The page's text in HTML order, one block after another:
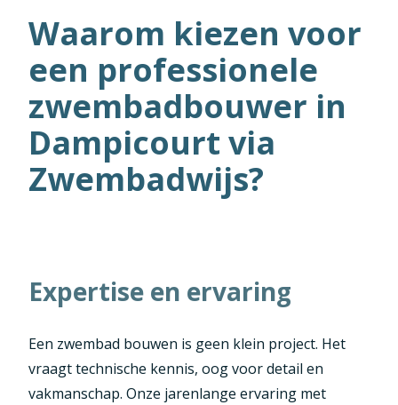
Waarom kiezen voor
een professionele
zwembadbouwer in
Dampicourt via
Zwembadwijs?
Expertise en ervaring
Een zwembad bouwen is geen klein project. Het
vraagt technische kennis, oog voor detail en
vakmanschap. Onze jarenlange ervaring met